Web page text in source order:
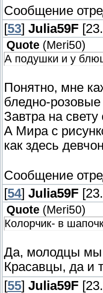
Сообщение
[53] Julia59F
Quote (Meri50)
А подушки и у
Понятно, мне
бледно-
Завтра на свету
А Мира с
как здесь
Сообщение
[54] Julia59F
Quote (Meri50)
Колорчик- в
Да, молодцы мы
Красавцы, да и
[55] Julia59F